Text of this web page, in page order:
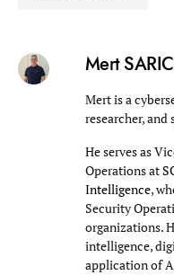
Mert
Mert is a
researcher, and
He serves as
Operations at
Intelligence,
Security
organizations.
intelligence,
application of